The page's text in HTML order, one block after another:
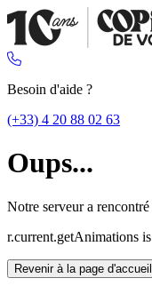
Besoin d'aide ?
(+33) 4 20 88 02 63
Oups...
Notre serveur a
r.current.getAnimations
Revenir à la page d'accueil